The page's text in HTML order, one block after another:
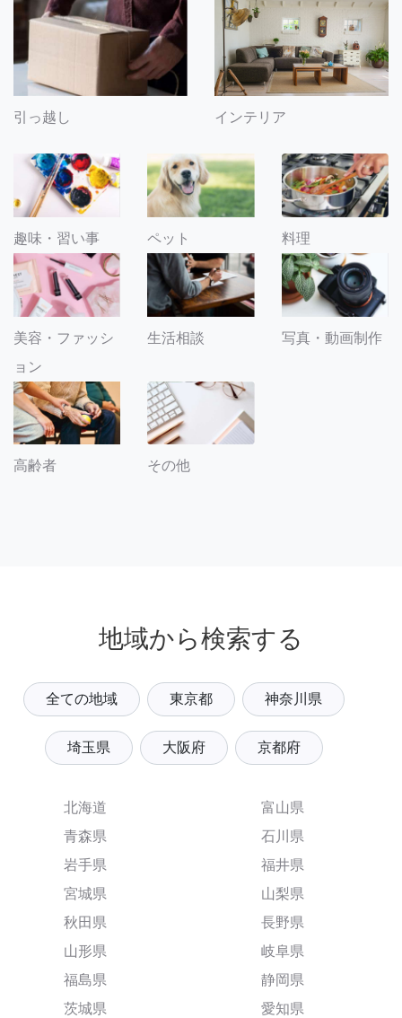
引っ越し インテリア
趣味・習い事 ペット 料理
美容・ファッシ
ョン
生活相談 写真・動画制作
高齢者 その他
地域から検索する
全ての地域 東京都 神奈川県
埼玉県 大阪府 京都府
北海道
青森県
岩手県
宮城県
秋田県
山形県
福島県
茨城県
富山県
石川県
福井県
山梨県
長野県
岐阜県
静岡県
愛知県